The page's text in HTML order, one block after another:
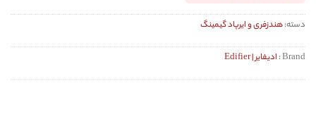
دسته:هندزفری و ایرپاد گیمینگ
Brand : ادیفایر | Edifier